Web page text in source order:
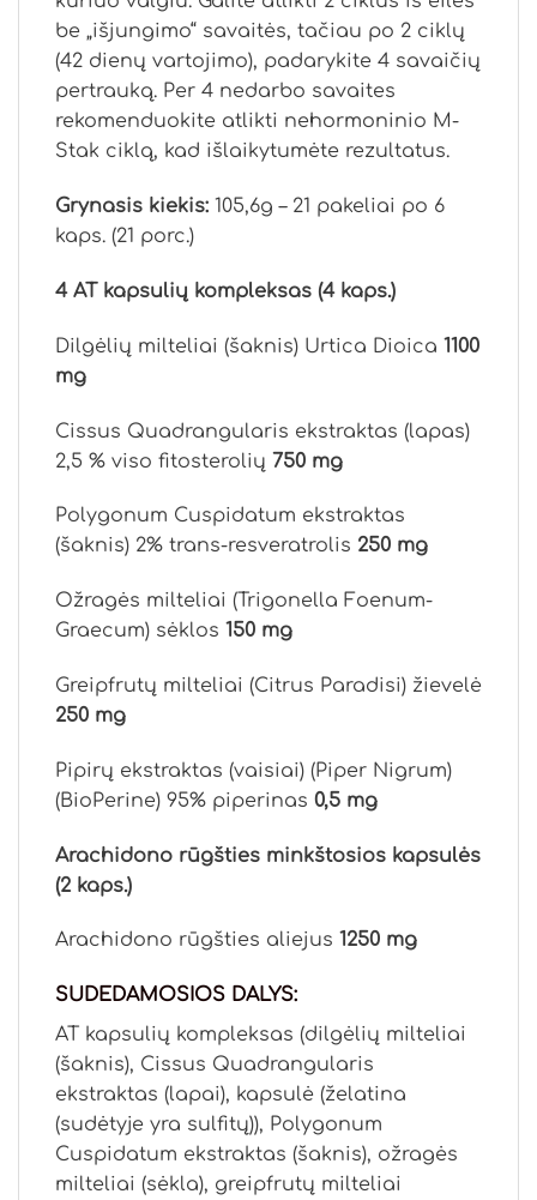
be „išjungimo“ savaitės, tačiau po 2 ciklų
(42 dienų vartojimo), padarykite 4 savaičių
pertrauką. Per 4 nedarbo savaites
rekomenduokite atlikti nehormoninio M-
Stak ciklą, kad išlaikytumėte rezultatus.
Grynasis kiekis: 105,6g – 21 pakeliai po 6
kaps. (21 porc.)
4 AT kapsulių kompleksas (4 kaps.)
Dilgėlių milteliai (šaknis) Urtica Dioica 1100
mg
Cissus Quadrangularis ekstraktas (lapas)
2,5 % viso fitosterolių 750 mg
Polygonum Cuspidatum ekstraktas
(šaknis) 2% trans-resveratrolis 250 mg
Ožragės milteliai (Trigonella Foenum-
Graecum) sėklos 150 mg
Greipfrutų milteliai (Citrus Paradisi) žievelė
250 mg
Pipirų ekstraktas (vaisiai) (Piper Nigrum)
(BioPerine) 95% piperinas 0,5 mg
Arachidono rūgšties minkštosios kapsulės
(2 kaps.)
Arachidono rūgšties aliejus 1250 mg
SUDEDAMOSIOS DALYS:
AT kapsulių kompleksas (dilgėlių milteliai
(šaknis), Cissus Quadrangularis
ekstraktas (lapai), kapsulė (želatina
(sudėtyje yra sulfitų)), Polygonum
Cuspidatum ekstraktas (šaknis), ožragės
milteliai (sėkla), greipfrutų milteliai